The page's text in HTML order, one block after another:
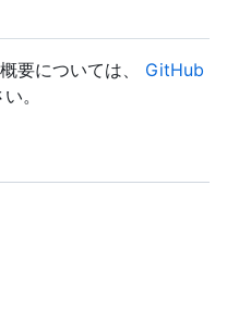
要については、 GitHub
。